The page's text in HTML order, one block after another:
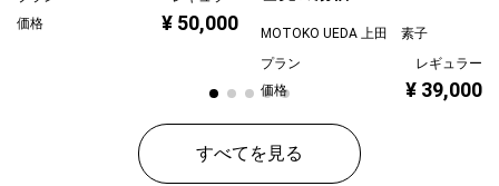
価格
¥ 50,000
MOTOKO UEDA 上田 素子
プラン
レギュラー
価格
¥ 39,000
すべてを見る